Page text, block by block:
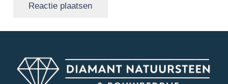
Reactie plaatsen